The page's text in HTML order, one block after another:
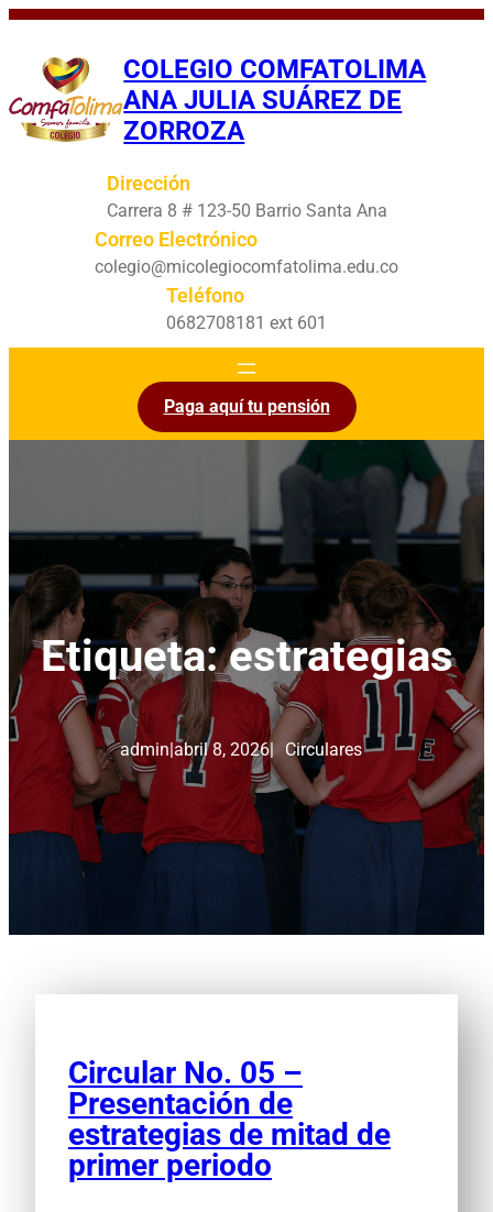
Saltar
contenido
COLEGIO COMFATOLIMA
ANA JULIA SUÁREZ DE
ZORROZA
Dirección
Carrera 8 # 123-50 Barrio Santa Ana
Correo Electrónico
colegio@micolegiocomfatolima.edu.co
Teléfono
0682708181 ext 601
Paga aquí tu pensión
Etiqueta:estrategias
admin|abril 8, 2026| Circulares
Circular No. 05 –
Presentación de
estrategias de mitad de
primer periodo